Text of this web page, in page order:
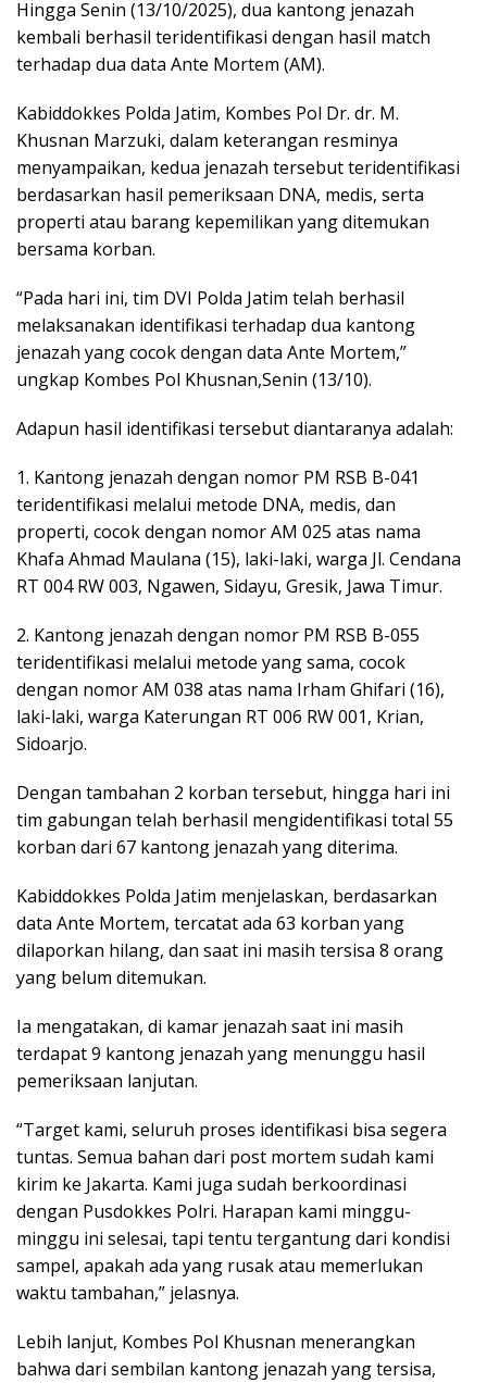
Hingga Senin (13/10/2025), dua kantong jenazah
kembali berhasil teridentifikasi dengan hasil match
terhadap dua data Ante Mortem (AM).
Kabiddokkes Polda Jatim, Kombes Pol Dr. dr. M.
Khusnan Marzuki, dalam keterangan resminya
menyampaikan, kedua jenazah tersebut teridentifikasi
berdasarkan hasil pemeriksaan DNA, medis, serta
properti atau barang kepemilikan yang ditemukan
bersama korban.
“Pada hari ini, tim DVI Polda Jatim telah berhasil
melaksanakan identifikasi terhadap dua kantong
jenazah yang cocok dengan data Ante Mortem,”
ungkap Kombes Pol Khusnan,Senin (13/10).
Adapun hasil identifikasi tersebut diantaranya adalah:
1. Kantong jenazah dengan nomor PM RSB B-041
teridentifikasi melalui metode DNA, medis, dan
properti, cocok dengan nomor AM 025 atas nama
Khafa Ahmad Maulana (15), laki-laki, warga Jl. Cendana
RT 004 RW 003, Ngawen, Sidayu, Gresik, Jawa Timur.
2. Kantong jenazah dengan nomor PM RSB B-055
teridentifikasi melalui metode yang sama, cocok
dengan nomor AM 038 atas nama Irham Ghifari (16),
laki-laki, warga Katerungan RT 006 RW 001, Krian,
Sidoarjo.
Dengan tambahan 2 korban tersebut, hingga hari ini
tim gabungan telah berhasil mengidentifikasi total 55
korban dari 67 kantong jenazah yang diterima.
Kabiddokkes Polda Jatim menjelaskan, berdasarkan
data Ante Mortem, tercatat ada 63 korban yang
dilaporkan hilang, dan saat ini masih tersisa 8 orang
yang belum ditemukan.
Ia mengatakan, di kamar jenazah saat ini masih
terdapat 9 kantong jenazah yang menunggu hasil
pemeriksaan lanjutan.
“Target kami, seluruh proses identifikasi bisa segera
tuntas. Semua bahan dari post mortem sudah kami
kirim ke Jakarta. Kami juga sudah berkoordinasi
dengan Pusdokkes Polri. Harapan kami minggu-
minggu ini selesai, tapi tentu tergantung dari kondisi
sampel, apakah ada yang rusak atau memerlukan
waktu tambahan,” jelasnya.
Lebih lanjut, Kombes Pol Khusnan menerangkan
bahwa dari sembilan kantong jenazah yang tersisa,